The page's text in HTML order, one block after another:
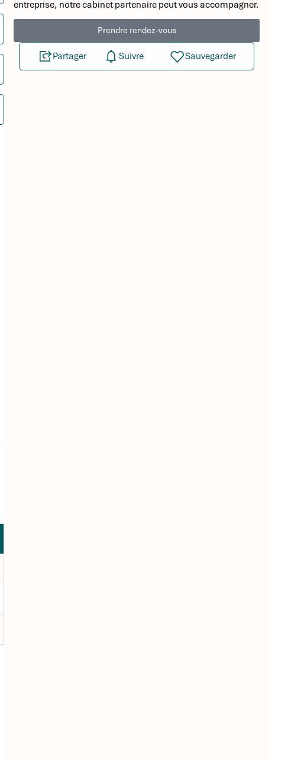
entreprise, notre cabinet partenaire peut vous accompagner.
Prendre rendez-vous
Partager Suivre Sauvegarder